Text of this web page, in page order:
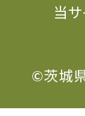
当
©茨城